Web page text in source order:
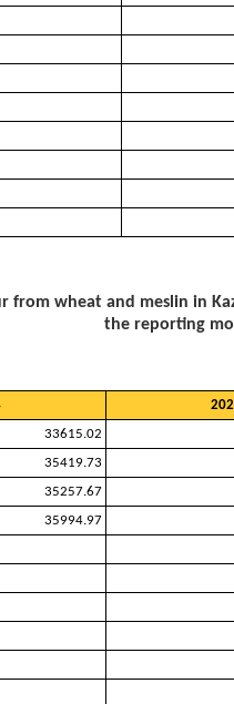
from wheat and meslin in
the reporting
33615.02
35419.73
35257.67
35994.97